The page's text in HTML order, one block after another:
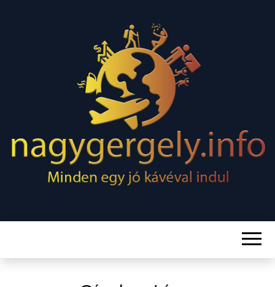
NAGY
GERGELY
Minden egy jó kávéval indul